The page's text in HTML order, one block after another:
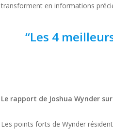
transforment en informations
“Les 4
Le rapport de Joshua Wynder
Les points forts de Wynder